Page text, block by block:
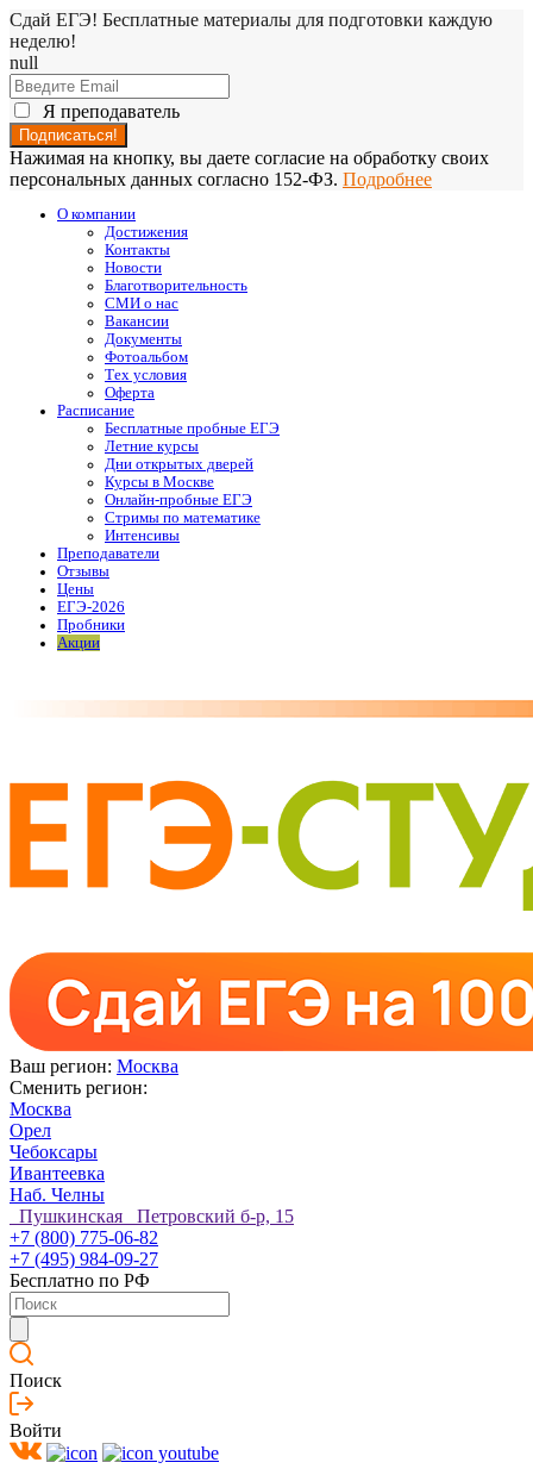
Сдай ЕГЭ! Бесплатные материалы для подготовки каждую
неделю!
null
Я преподаватель
Нажимая на кнопку, вы даете согласие на обработку своих
персональных данных согласно 152-ФЗ. Подробнее
О компании
Достижения
Контакты
Новости
Благотворительность
СМИ о нас
Вакансии
Документы
Фотоальбом
Тех условия
Оферта
Расписание
Бесплатные пробные ЕГЭ
Летние курсы
Дни открытых дверей
Курсы в Москве
Онлайн-пробные ЕГЭ
Стримы по математике
Интенсивы
Преподаватели
Отзывы
Цены
ЕГЭ-2026
Пробники
Акции
Ваш регион: Москва
Сменить регион:
Москва
Орел
Чебоксары
Ивантеевка
Наб. Челны
Пушкинская Петровский б-р, 15
+7 (800) 775-06-82
+7 (495) 984-09-27
Бесплатно по РФ
Поиск
Войти